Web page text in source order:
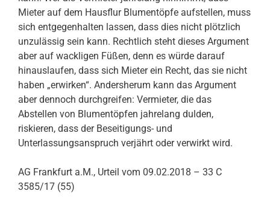
Mieter auf dem Hausflur Blumentöpfe aufstellen, muss
sich entgegenhalten lassen, dass dies nicht plötzlich
unzulässig sein kann. Rechtlich steht dieses Argument
aber auf wackligen Füßen, denn es würde darauf
hinauslaufen, dass sich Mieter ein Recht, das sie nicht
haben „erwirken“. Andersherum kann das Argument
aber dennoch durchgreifen: Vermieter, die das
Abstellen von Blumentöpfen jahrelang dulden,
riskieren, dass der Beseitigungs- und
Unterlassungsanspruch verjährt oder verwirkt wird.
AG Frankfurt a.M., Urteil vom 09.02.2018 – 33 C
3585/17 (55)